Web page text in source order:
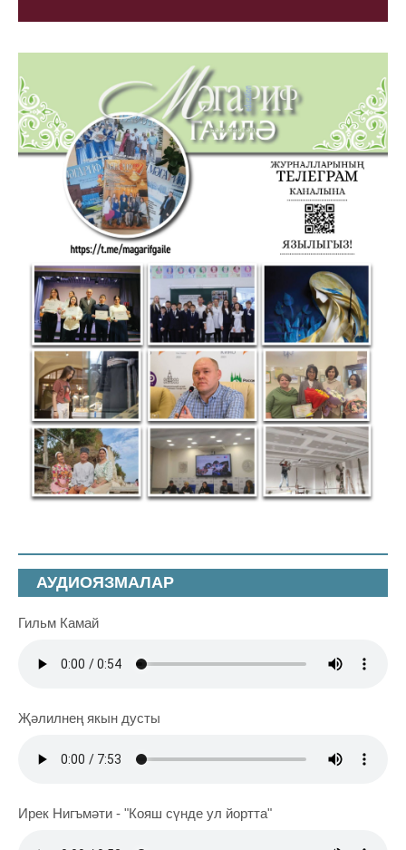
АУДИОЯЗМАЛАР
Гильм Камай
Җәлилнең якын дусты
Ирек Нигъмәти - "Кояш сүнде ул йортта"